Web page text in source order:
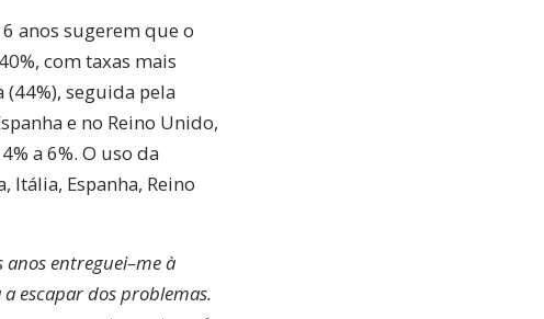
anos sugerem que o
com taxas mais
(44%), seguida pela
e no Reino Unido,
a 6%. O uso da
Itália, Espanha, Reino
entreguei–me à
escapar dos problemas.